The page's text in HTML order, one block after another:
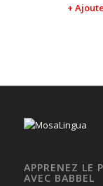
+
APPRENEZ LE
AVEC BABBEL